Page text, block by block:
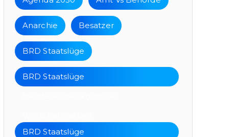
Anarchie Besatzer
BRD Staatslüge
BRD Staatslüge
BRD Staatslüge